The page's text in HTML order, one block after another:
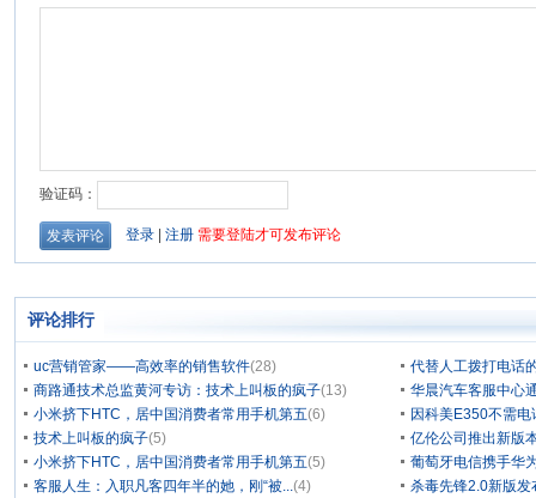
评论排行
uc营销管家——高效率的销售软件(28)
代替人工拨打电话
商路通技术总监黄河专访：技术上叫板的疯子(13)
华晨汽车客服中心
小米挤下HTC，居中国消费者常用手机第五(6)
因科美E350不需
技术上叫板的疯子(5)
亿伦公司推出新版
小米挤下HTC，居中国消费者常用手机第五(5)
葡萄牙电信携手华
客服人生：入职凡客四年半的她，刚“被...(4)
杀毒先锋2.0新版发